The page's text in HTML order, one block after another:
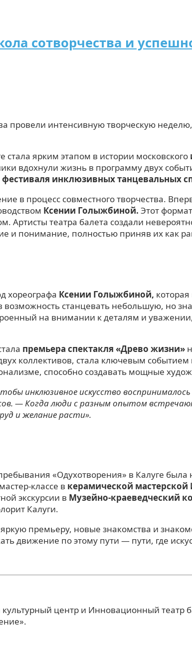
сотворчества и
провели интенсивную творческую
ярким этапом в истории московского
вдохнули жизнь в программу двух
фестиваля инклюзивных танцевальных
в процесс совместного творчества.
Ксении Голыжбиной. Этот
Артисты театра балета создали
и понимание, полностью приняв их как
хореографа Ксении Голыжбиной,
станцевать небольшую, но
на внимании к деталям и
премьера спектакля «Древо жизни»
коллективов, стала ключевым событием
способно создавать мощные
инклюзивное искусство
— Когда люди с разным опытом
и желание расти».
«Одухотворения» в Калуге
классе в керамической мастерской
экскурсии в Музейно-краеведческий
Калуги.
премьеру, новые знакомства и
движение по этому пути — пути, где
центр и Инновационный театр